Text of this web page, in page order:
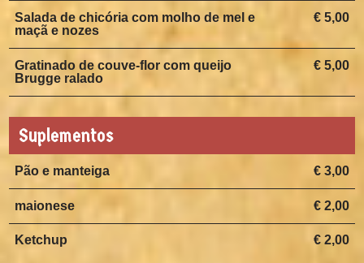
€ 5,00
Salada de chicória com molho de mel e
maçã e nozes
€ 5,00
Gratinado de couve-flor com queijo
Brugge ralado
Suplementos
€ 3,00
Pão e manteiga
€ 2,00
maionese
€ 2,00
Ketchup